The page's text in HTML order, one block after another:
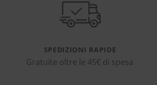
SPEDIZIONI RAPIDE
Gratuite oltre le 45€ di spesa